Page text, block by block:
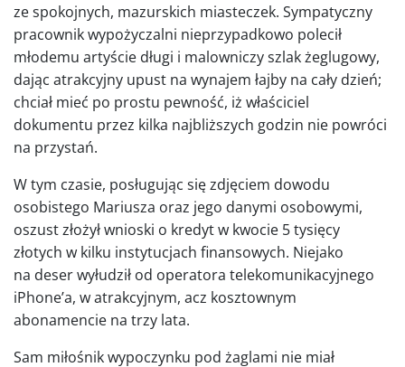
ze spokojnych, mazurskich miasteczek. Sympatyczny
pracownik wypożyczalni nieprzypadkowo polecił
młodemu artyście długi i malowniczy szlak żeglugowy,
dając atrakcyjny upust na wynajem łajby na cały dzień;
chciał mieć po prostu pewność, iż właściciel
dokumentu przez kilka najbliższych godzin nie powróci
na przystań.
W tym czasie, posługując się zdjęciem dowodu
osobistego Mariusza oraz jego danymi osobowymi,
oszust złożył wnioski o kredyt w kwocie 5 tysięcy
złotych w kilku instytucjach finansowych. Niejako
na deser wyłudził od operatora telekomunikacyjnego
iPhone’a, w atrakcyjnym, acz kosztownym
abonamencie na trzy lata.
Sam miłośnik wypoczynku pod żaglami nie miał